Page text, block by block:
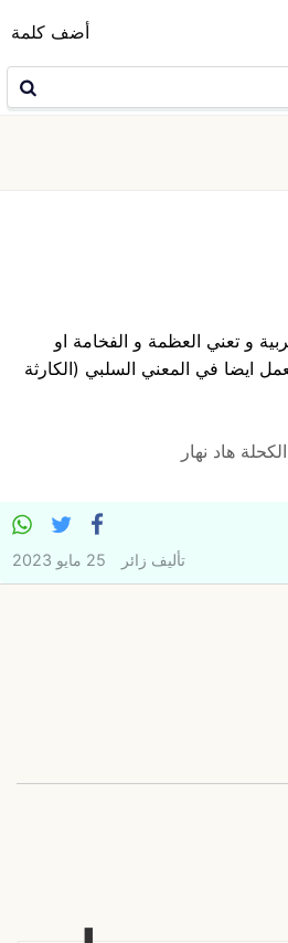
أضف كلمة
و تعني العظمة و الفخامة او
ايضا في المعني السلبي (الكارثة
هاد نهار
تأليف زائر 25 مايو 2023